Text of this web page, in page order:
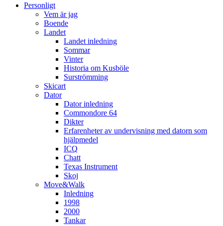
Personligt
Vem är jag
Boende
Landet
Landet inledning
Sommar
Vinter
Historia om Kusböle
Surströmming
Skicart
Dator
Dator inledning
Commondore 64
Dikter
Erfarenheter av undervisning med datorn som
hjälpmedel
ICQ
Chatt
Texas Instrument
Skoj
Move&Walk
Inledning
1998
2000
Tankar